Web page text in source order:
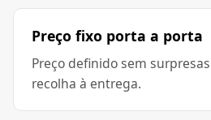
Preço fixo porta a porta
Preço definido sem
recolha à entrega.